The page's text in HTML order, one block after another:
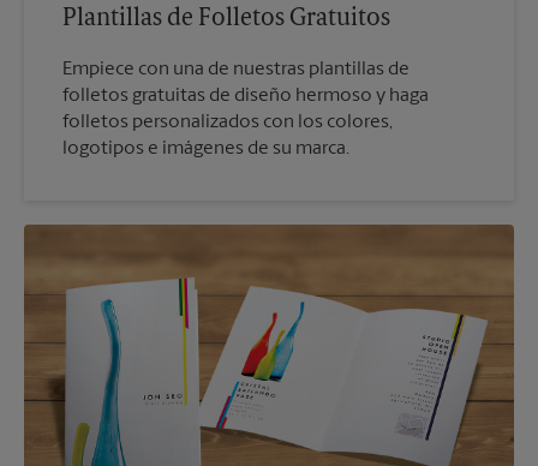
Plantillas de Folletos Gratuitos
Empiece con una de nuestras plantillas de
folletos gratuitas de diseño hermoso y haga
folletos personalizados con los colores,
logotipos e imágenes de su marca.